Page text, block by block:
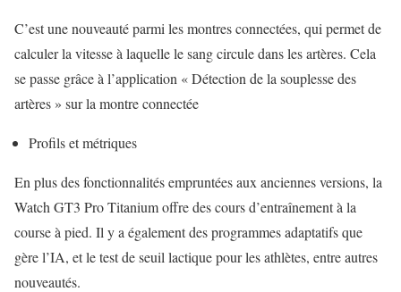
C’est une nouveauté parmi les montres connectées, qui permet de
calculer la vitesse à laquelle le sang circule dans les artères. Cela
se passe grâce à l’application « Détection de la souplesse des
artères » sur la montre connectée
Profils et métriques
En plus des fonctionnalités empruntées aux anciennes versions, la
Watch GT3 Pro Titanium offre des cours d’entraînement à la
course à pied. Il y a également des programmes adaptatifs que
gère l’IA, et le test de seuil lactique pour les athlètes, entre autres
nouveautés.